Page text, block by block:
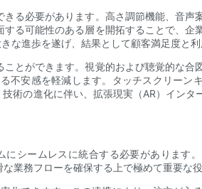
る必要があります。高さ調節機能、音声
る可能性のある層を開拓することで、企
進歩を遂げ、結果として顧客満足度と利
とができます。視覚的および聴覚的な合
安感を軽減します。タッチスクリーン
術の進化に伴い、拡張現実（AR）インタ
シームレスに統合する必要があります
業務フローを確保する上で極めて重要な役